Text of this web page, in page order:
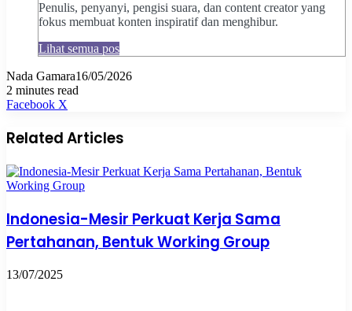
Penulis, penyanyi, pengisi suara, dan content creator yang
fokus membuat konten inspiratif dan menghibur.
Lihat semua pos
Nada Gamara16/05/2026
2 minutes read
Facebook X
Email
Related Articles
Indonesia-Mesir Perkuat Kerja Sama
Pertahanan, Bentuk Working Group
13/07/2025